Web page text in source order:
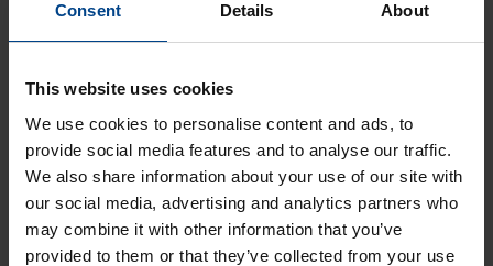
Consent Details About
This website uses cookies
We use cookies to personalise content and ads, to
provide social media features and to analyse our traffic.
We also share information about your use of our site with
our social media, advertising and analytics partners who
may combine it with other information that you’ve
provided to them or that they’ve collected from your use
16.10.2025
Lukuaika: 3 min
Uuden sukupolven
domovea Plus
korvaa domovea
V1:n